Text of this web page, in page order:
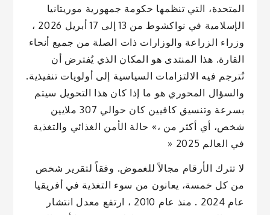
المتحدة، التي تنظمها حكومة جمهورية موريتانيا
الإسلامية في نواكشوط من 13 إلى 17 أبريل 2026 ،
وزراء الزراعة والوزارات ذات الصلة من جميع أنحاء
القارة. هذا المنتدى هو المكان الذي يُفترض أن
تُترجم فيه الالتزامات السياسية إلى أولويات تنفيذية.
والسؤال المحوري هو ما إذا كان هذا التحويل سيتم
بسرعة وتنسيق كافيين كان حوالي 307 ملايين
شخص، أي أكثر من ،» حالة الأمن الغذائي والتغذية
في العالم 2025 «
لا تترك الأرقام مجالاً للغموض. وفقاً لتقرير شخص
من كل خمسة، يعانون من سوء التغذية في أفريقيا
عام 2024 . منذ عام 2010 ، ارتفع معدل انتشار